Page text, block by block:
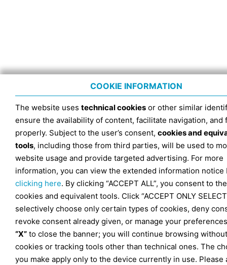
COOKIE INFORMATION
The website uses technical cookies or other similar
ensure the availability of content, facilitate navigation, and
properly. Subject to the user’s consent, cookies and
tools, including those from third parties, will be used to
website usage and provide targeted advertising. For more
information, you can view the extended information notice
clicking here. By clicking “ACCEPT ALL”, you consent to
cookies and equivalent tools. Click “ACCEPT ONLY
selectively choose only certain types of cookies, deny
revoke consent already given, or manage your
“X” to close the banner; you will continue browsing without
cookies or tracking tools other than technical ones. The
you make apply only to the device currently in use. Please